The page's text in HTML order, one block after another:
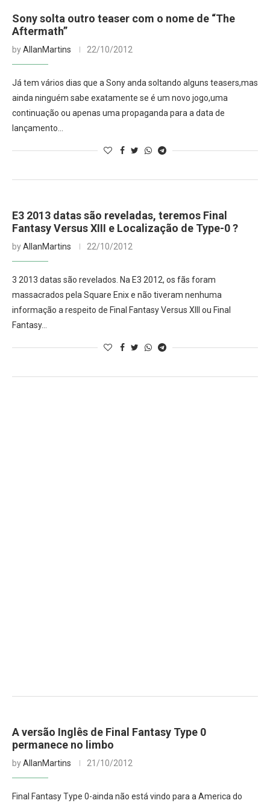
Sony solta outro teaser com o nome de “The
Aftermath”
byAllanMartins 22/10/2012
Já tem vários dias que a Sony anda soltando alguns teasers,mas
ainda ninguém sabe exatamente se é um novo jogo,uma
continuação ou apenas uma propaganda para a data de
lançamento…
E3 2013 datas são reveladas, teremos Final
Fantasy Versus XIII e Localização de Type-0 ?
byAllanMartins 22/10/2012
3 2013 datas são revelados. Na E3 2012, os fãs foram
massacrados pela Square Enix e não tiveram nenhuma
informação a respeito de Final Fantasy Versus XIII ou Final
Fantasy…
A versão Inglês de Final Fantasy Type 0
permanece no limbo
byAllanMartins 21/10/2012
Final Fantasy Type 0-ainda não está vindo para a America do